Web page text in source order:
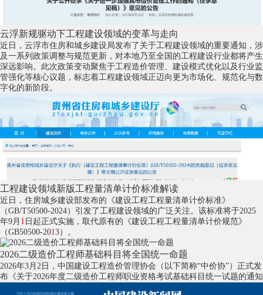
云浮新规驱动下工程建设领域的变革与走向
近日，云浮市住房和城乡建设局发布了关于工程建设领域的重要通知，涉
及一系列政策调整与规范更新，对本地乃至全国的工程建设行业都将产生
深远影响。此次政策变动聚焦于工程造价管理、建设模式优化以及行业监
管强化等核心议题，标志着工程建设领域正迈向更为市场化、规范化与数
字化的新阶段。
工程建设领域新版工程量清单计价标准解读
近日，住房城乡建设部发布的《建设工程工程量清单计价标准》
（GB/T50500-2024）引发了工程建设领域的广泛关注。该标准将于2025
年9月 1 日起正式实施，取代原有的《建设工程工程量清单计价规范》
（GB50500-2013）。
2026二级造价工程师基础科目将全国统一命题
2026年3月2日，中国建设工程造价管理协会（以下简称“中价协”）正式发
布《关于2026年度二级造价工程师职业资格考试基础科目统一试题的通知